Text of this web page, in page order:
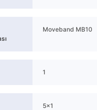
Moveband MB10
1
5x1